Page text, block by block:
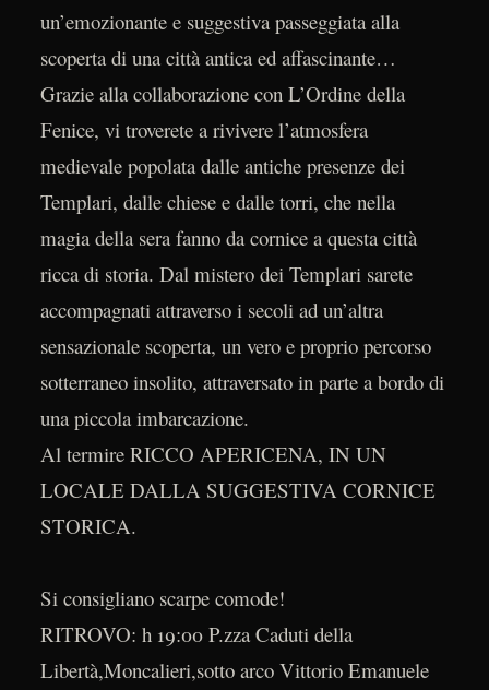
un’emozionante e suggestiva passeggiata alla
scoperta di una città antica ed affascinante…
Grazie alla collaborazione con L’Ordine della
Fenice, vi troverete a rivivere l’atmosfera
medievale popolata dalle antiche presenze dei
Templari, dalle chiese e dalle torri, che nella
magia della sera fanno da cornice a questa città
ricca di storia. Dal mistero dei Templari sarete
accompagnati attraverso i secoli ad un’altra
sensazionale scoperta, un vero e proprio percorso
sotterraneo insolito, attraversato in parte a bordo di
una piccola imbarcazione.
Al termire RICCO APERICENA, IN UN
LOCALE DALLA SUGGESTIVA CORNICE
STORICA.
Si consigliano scarpe comode!
RITROVO: h 19:00 P.zza Caduti della
Libertà,Moncalieri,sotto arco Vittorio Emanuele